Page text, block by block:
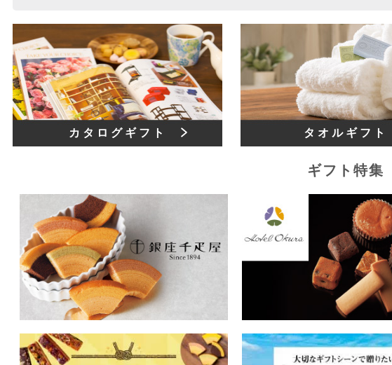
カタログギフト タオルギフト
ギフト特集